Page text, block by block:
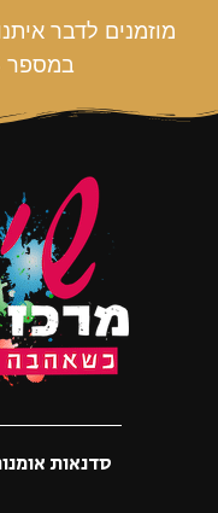
מוזמנים לדבר
במספר 054-430-440-4
סדנאות